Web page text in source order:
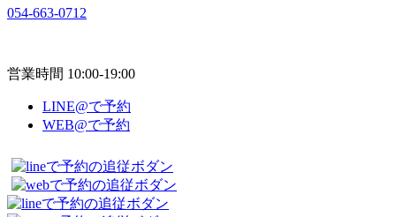
054-663-0712
営業時間 10:00-19:00
LINE@で予約
WEB@で予約